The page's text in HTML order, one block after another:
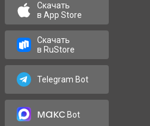
Скачать
в App Store
Скачать
в RuStore
Telegram Bot
максBot